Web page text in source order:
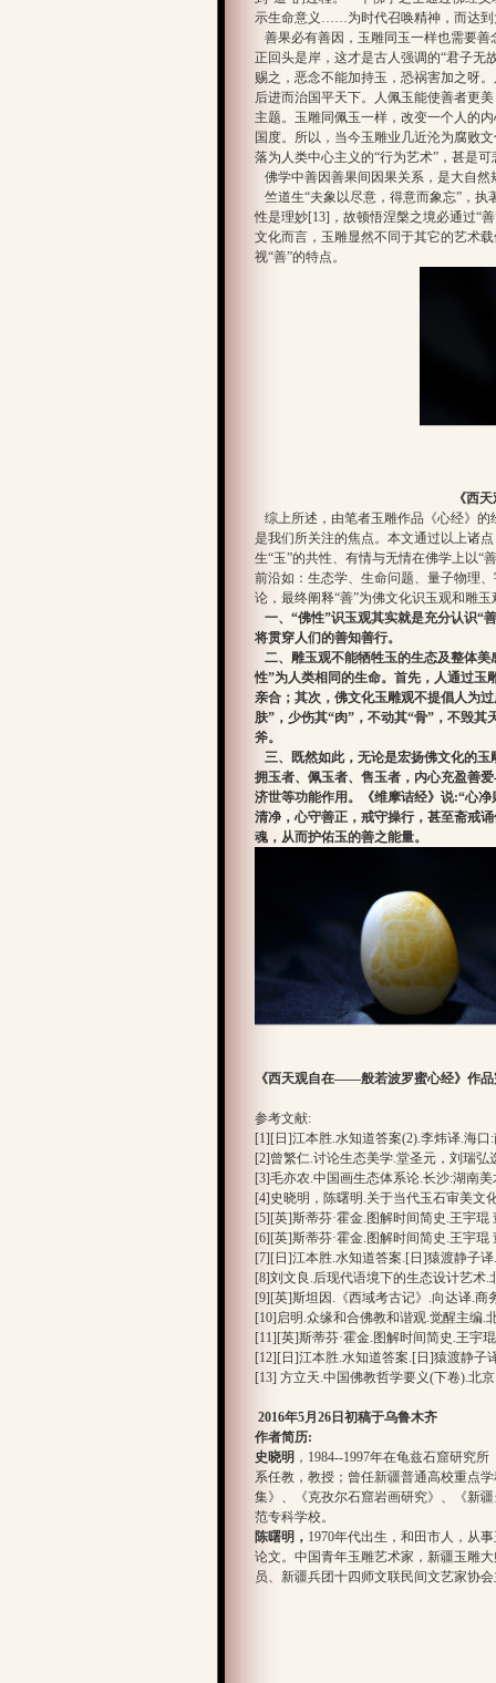
示生命意义……为时代召唤精神，而达
善果必有善因，玉雕同玉一样也需要
正回头是岸，这才是古人强调的“君子无
赐之，恶念不能加持玉，恐祸害加之呀
后进而治国平天下。人佩玉能使善者更
主题。玉雕同佩玉一样，改变一个人的
国度。所以，当今玉雕业几近沦为腐败
落为人类中心主义的“行为艺术”，甚是可
佛学中善因善果间因果关系，是大自
竺道生“夫象以尽意，得意而象忘”，执
性是理妙[13]，故顿悟涅槃之境必通过“
文化而言，玉雕显然不同于其它的艺术
视“善”的特点。
《西
综上所述，由笔者玉雕作品《心经》
是我们所关注的焦点。本文通过以上诸
生“玉”的共性、有情与无情在佛学上以“
前沿如：生态学、生命问题、量子物理
论，最终阐释“善”为佛文化识玉观和雕
一、“佛性”识玉观其实就是充分认识“
将贯穿人们的善知善行。
二、雕玉观不能牺牲玉的生态及整体
性”为人类相同的生命。首先，人通过玉
亲合；其次，佛文化玉雕观不提倡人为
肤”，少伤其“肉”，不动其“骨”，不毁
斧。
三、既然如此，无论是宏扬佛文化的
拥玉者、佩玉者、售玉者，内心充盈善
济世等功能作用。《维摩诘经》说:“心
清净，心守善正，戒守操行，甚至斋戒
魂，从而护佑玉的善之能量。
《西天观自在——般若波罗蜜心经》作品
参考文献:
[1][日]江本胜.水知道答案(2).李炜译.海口:
[2]曾繁仁.讨论生态美学.堂圣元，刘
[3]毛亦农.中国画生态体系论.长沙:湖南美
[4]史晓明，陈曙明.关于当代玉石审美文
[5][英]斯蒂芬·霍金.图解时间简史.王
[6][英]斯蒂芬·霍金.图解时间简史.王
[7][日]江本胜.水知道答案.[日]猿渡静子译
[8]刘文良.后现代语境下的生态设计艺术.
[9][英]斯坦因.《西域考古记》.向达译.商
[10]启明.众缘和合佛教和谐观.觉醒主编.
[11][英]斯蒂芬·霍金.图解时间简史.
[12][日]江本胜.水知道答案.[日]猿渡静子
[13] 方立天.中国佛教哲学要义(下卷).北
2016年5月26日初稿于乌鲁木齐
作者简历:
史晓明 ，1984--1997年在龟兹石窟研究
系任教，教授；曾任新疆普通高校重点
集》、《克孜尔石窟岩画研究》、《新
范专科学校。
陈曙明， 1970年代出生，和田市人，从
论文。中国青年玉雕艺术家，新疆玉雕
员、新疆兵团十四师文联民间文艺家协